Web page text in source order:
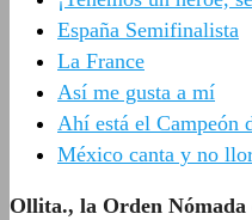
España Semifinalista
La France
Así me gusta a mí
Ahí está el Campeón
México canta y no
Ollita., la Orden Nómada